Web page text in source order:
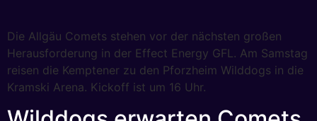
Die Allgäu Comets stehen vor der nächsten großen
Herausforderung in der Effect Energy GFL. Am Samstag
reisen die Kemptener zu den Pforzheim Wilddogs in die
Kramski Arena. Kickoff ist um 16 Uhr.